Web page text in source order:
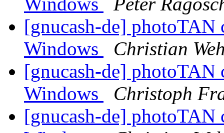
[gnucash-de] photoTAN
Windows
Christian
[gnucash-de] photoTAN
Windows
Christoph
[gnucash-de] photoTAN